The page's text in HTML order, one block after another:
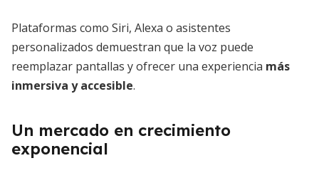
Plataformas como Siri, Alexa o asistentes
personalizados demuestran que la voz puede
reemplazar pantallas y ofrecer una experiencia más
inmersiva y accesible.
Un mercado en crecimiento
exponencial